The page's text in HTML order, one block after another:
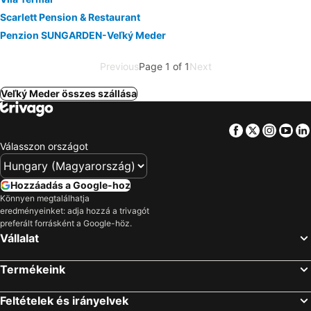
Scarlett Pension & Restaurant
Penzion SUNGARDEN-Veľký Meder
PreviousPage 1 of 1Next
Veľký Meder összes szállása
Facebook
Twitter
Válasszon országot
Hozzáadás a Google-hoz
Könnyen megtalálhatja
eredményeinket: adja hozzá a trivagót
preferált forrásként a Google-höz.
Vállalat
Termékeink
Feltételek és irányelvek